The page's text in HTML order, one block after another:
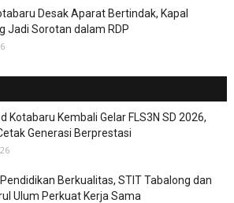
Desak Aparat Bertindak, Kapal
Jadi Sorotan dalam RDP
Kotabaru Kembali Gelar FLS3N SD 2026,
Generasi Berprestasi
Berkualitas, STIT Tabalong dan
Ulum Perkuat Kerja Sama